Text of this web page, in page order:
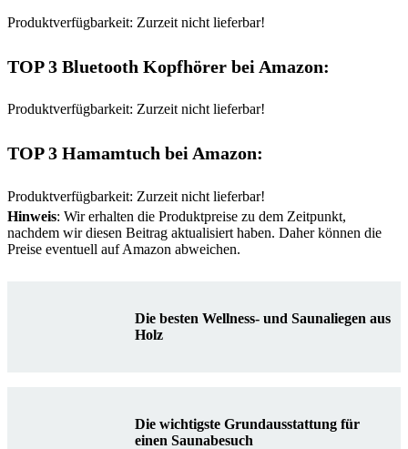
Produktverfügbarkeit: Zurzeit nicht lieferbar!
TOP 3 Bluetooth Kopfhörer bei Amazon:
Produktverfügbarkeit: Zurzeit nicht lieferbar!
TOP 3 Hamamtuch bei Amazon:
Produktverfügbarkeit: Zurzeit nicht lieferbar!
Hinweis: Wir erhalten die Produktpreise zu dem Zeitpunkt,
nachdem wir diesen Beitrag aktualisiert haben. Daher können die
Preise eventuell auf Amazon abweichen.
Die besten Wellness- und Saunaliegen aus
Holz
Die wichtigste Grundausstattung für
einen Saunabesuch